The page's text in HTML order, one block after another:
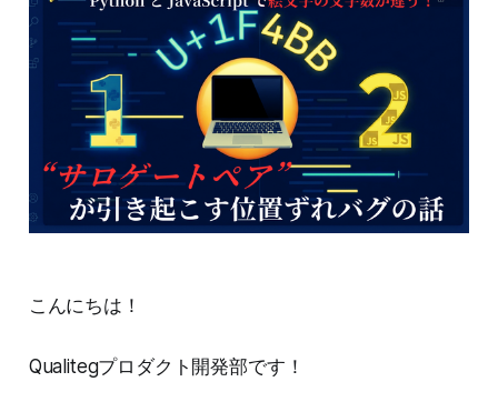
こんにちは！
Qualitegプロダクト開発部です！